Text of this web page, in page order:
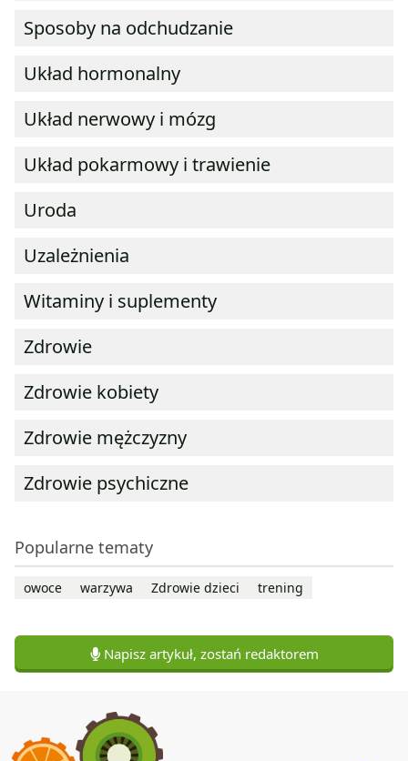
Sposoby na odchudzanie
Układ hormonalny
Układ nerwowy i mózg
Układ pokarmowy i trawienie
Uroda
Uzależnienia
Witaminy i suplementy
Zdrowie
Zdrowie kobiety
Zdrowie mężczyzny
Zdrowie psychiczne
Popularne tematy
owoce warzywa Zdrowie dzieci trening
Napisz artykuł, zostań redaktorem